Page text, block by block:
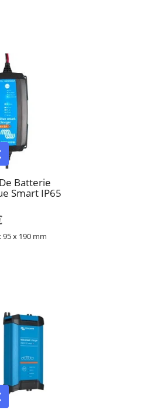
Batterie
Smart IP65
95 x 190 mm